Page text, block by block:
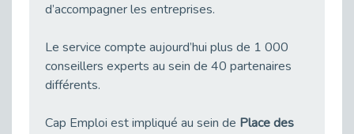
28 avril : Agir ensemble pour une culture de prévention au travail
Publié le 27/04/2026
Mobilisation pour l’alternance et le handicap
d’accompagner les entreprises.
Le service compte aujourd’hui plus de 1 000
conseillers experts au sein de 40 partenaires
différents.
Cap Emploi est impliqué au sein de Place des